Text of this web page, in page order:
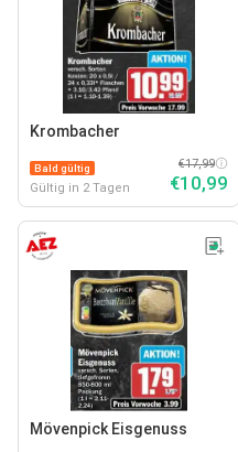
Krombacher
Bald gültig
Gültig in 2 Tagen
€17,99
€10,99
Mövenpick Eisgenuss